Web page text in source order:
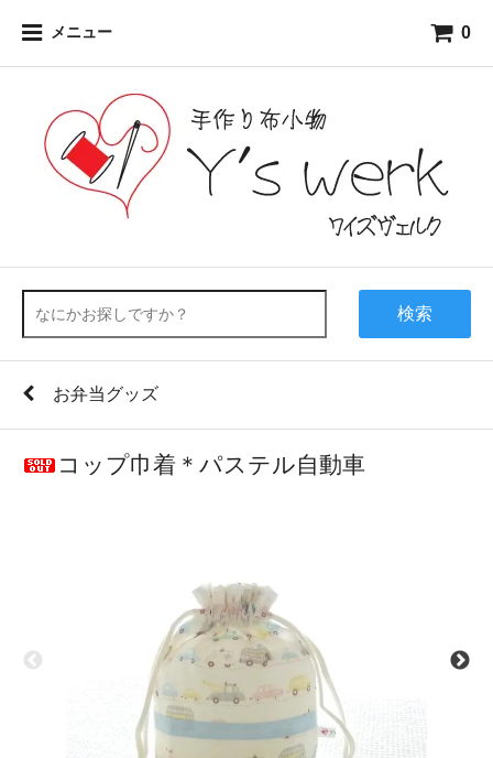
メニュー 0
検索
お弁当グッズ
コップ巾着＊パステル自動車